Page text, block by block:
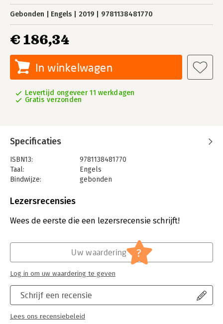
Gebonden Engels 2019 9781138481770
€ 186,34
In winkelwagen
Levertijd ongeveer 11 werkdagen
Gratis verzonden
Specificaties
ISBN13:
9781138481770
Taal:
Engels
Bindwijze:
gebonden
Uitgever:
Lezersrecensies
Wees de eerste die een lezersrecensie schrijft!
Schrijf een recensie
Lees ons recensiebeleid
Uw waardering ?
Log in om uw waardering te geven